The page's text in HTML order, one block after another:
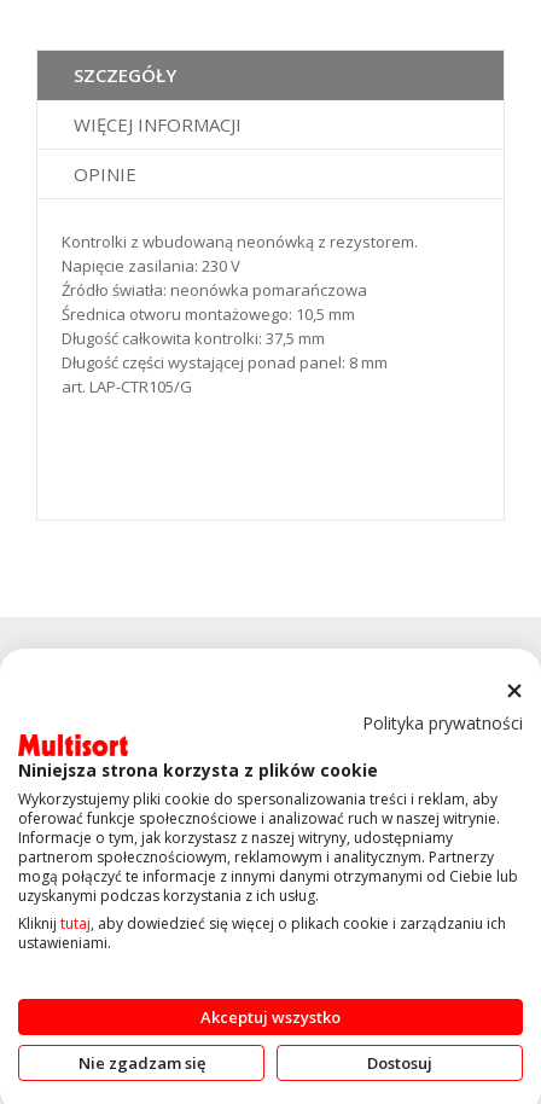
SZCZEGÓŁY
WIĘCEJ INFORMACJI
OPINIE
Kontrolki z wbudowaną neonówką z rezystorem.
Napięcie zasilania: 230 V
Źródło światła: neonówka pomarańczowa
Średnica otworu montażowego: 10,5 mm
Długość całkowita kontrolki: 37,5 mm
Długość części wystającej ponad panel: 8 mm
art. LAP-CTR105/G
KONTAKT
OBSŁUGA KLIENTA
INFORMACJE
Copyright © 2019 Multisort.pl. Wszelkie prawa zastrzeżone
Polityka prywatności
Niniejsza strona korzysta z plików cookie
Wykorzystujemy pliki cookie do spersonalizowania treści i reklam, aby
oferować funkcje społecznościowe i analizować ruch w naszej witrynie.
Informacje o tym, jak korzystasz z naszej witryny, udostępniamy
partnerom społecznościowym, reklamowym i analitycznym. Partnerzy
mogą połączyć te informacje z innymi danymi otrzymanymi od Ciebie lub
uzyskanymi podczas korzystania z ich usług.
Kliknij tutaj, aby dowiedzieć się więcej o plikach cookie i zarządzaniu ich
ustawieniami.
Akceptuj wszystko
Nie zgadzam się Dostosuj